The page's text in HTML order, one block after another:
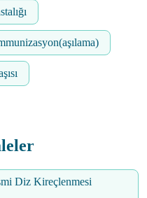
Diz Kireçlenmesi